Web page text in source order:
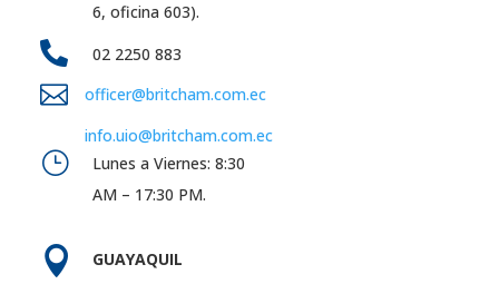
6, oficina 603).
 02 2250 883

officer@britcham.com.ec
info.uio@britcham.com.ec
}
Lunes a Viernes: 8:30
AM – 17:30 PM.
 GUAYAQUIL